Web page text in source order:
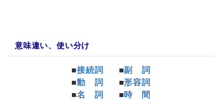
意味違い、使い分け
■接続詞 ■副 詞
■動 詞 ■形容詞
■名 詞 ■時 間